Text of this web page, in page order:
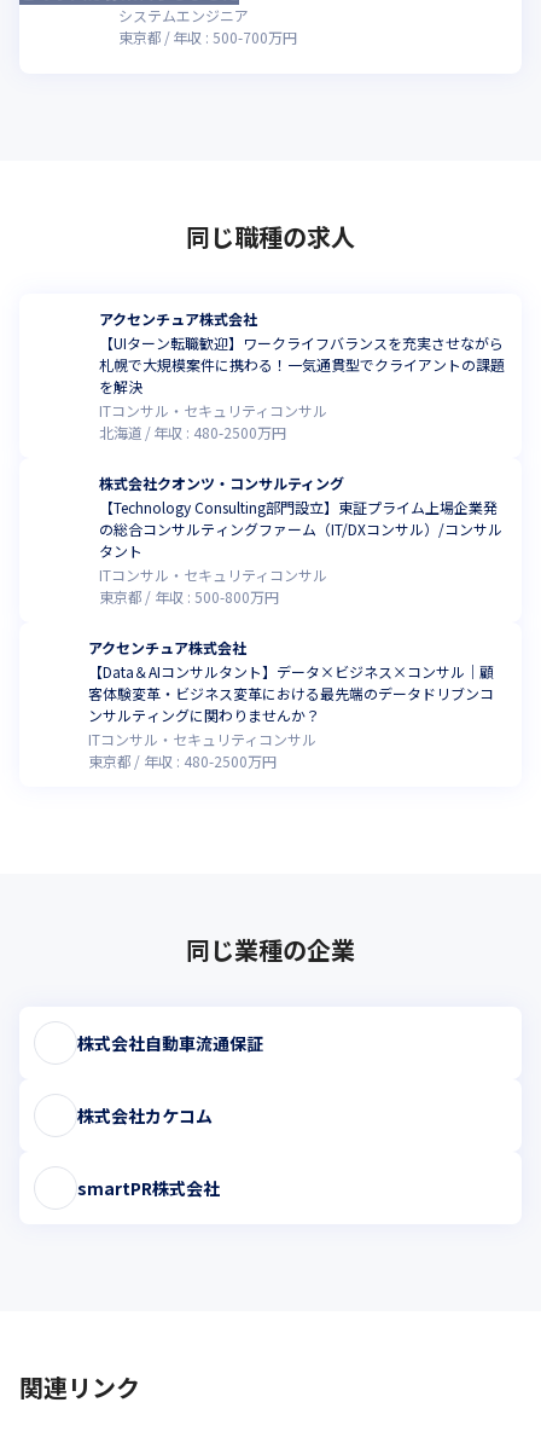
システムエンジニア
東京都
年収 :500-700万円
同じ職種の求人
アクセンチュア株式会社
【UIターン転職歓迎】ワークライフバランスを充実させながら
札幌で大規模案件に携わる！一気通貫型でクライアントの課題
を解決
ITコンサル・セキュリティコンサル
北海道
年収 : 480-2500万円
株式会社クオンツ・コンサルティング
【Technology Consulting部門設立】東証プライム上場企業発
の総合コンサルティングファーム（IT/DXコンサル）/コンサル
タント
ITコンサル・セキュリティコンサル
東京都
年収 : 500-800万円
アクセンチュア株式会社
【Data＆AIコンサルタント】データ×ビジネス×コンサル｜顧
客体験変革・ビジネス変革における最先端のデータドリブンコ
ンサルティングに関わりませんか？
ITコンサル・セキュリティコンサル
東京都
年収 : 480-2500万円
同じ業種の企業
株式会社自動車流通保証
株式会社カケコム
smartPR株式会社
関連リンク